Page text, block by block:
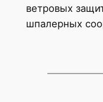
ветровых
шпалерных